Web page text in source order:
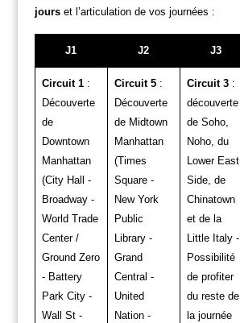
jourset l’articulation de vos journées :
J1 J2 J3
Circuit 1:
Découverte
de
Downtown
Manhattan
(City Hall -
Broadway -
World Trade
Center /
Ground Zero
- Battery
Park City -
Wall St -
Circuit 5:
Découverte
de Midtown
Manhattan
(Times
Square -
New York
Public
Library -
Grand
Central -
United
Nation -
Circuit 3:
découverte
de Soho,
Noho, du
Lower East
Side, de
Chinatown
et de la
Little Italy -
Possibilité
de profiter
du reste de
la journée